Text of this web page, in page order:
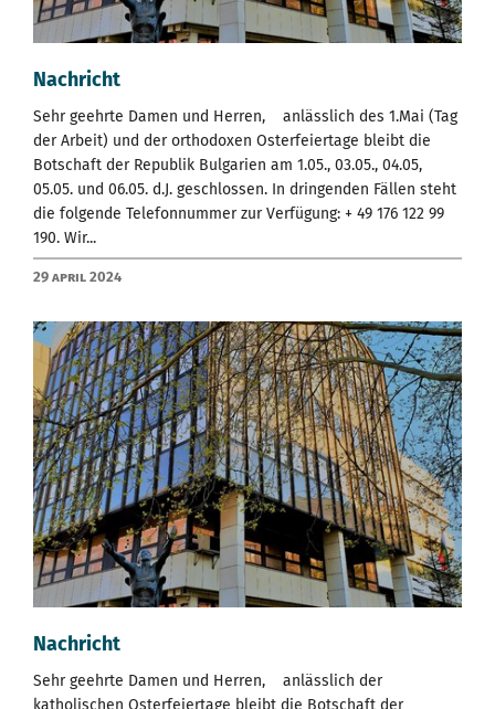
Nachricht
Sehr geehrte Damen und Herren, anlässlich des 1.Mai (Tag
der Arbeit) und der orthodoxen Osterfeiertage bleibt die
Botschaft der Republik Bulgarien am 1.05., 03.05., 04.05,
05.05. und 06.05. d.J. geschlossen. In dringenden Fällen steht
die folgende Telefonnummer zur Verfügung: + 49 176 122 99
190. Wir...
29 April 2024
Nachricht
Sehr geehrte Damen und Herren, anlässlich der
katholischen Osterfeiertage bleibt die Botschaft der